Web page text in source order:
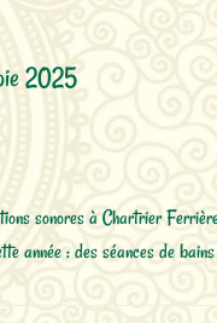
2025
sonores à Chartrier
année : des séances de